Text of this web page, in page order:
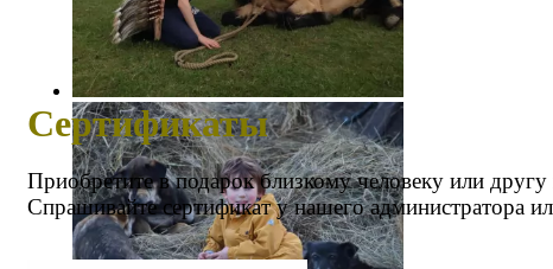
Сертификаты
Приобретите в подарок близкому человеку или
Спрашивайте сертификат у нашего администратора